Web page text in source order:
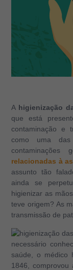
A higienização
que está
contaminação e
como uma
relacionadas à
assunto tão
ainda se
higienizar as
teve origem? As
transmissão de
necessário
saúde, o médico
1846,